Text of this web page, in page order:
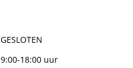
GESLOTEN
9:00-18:00 uur